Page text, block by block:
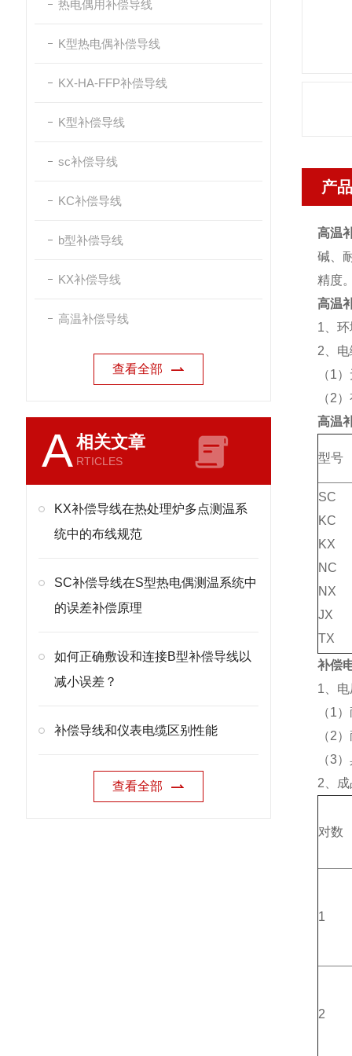
热电偶用补偿导线
K型热电偶补偿导线
KX-HA-FFP补偿导线
K型补偿导线
sc补偿导线
KC补偿导线
b型补偿导线
KX补偿导线
高温补偿导线
查看全部
A相关文章
RTICLES
KX补偿导线在热处理炉多点测温系
统中的布线规范
SC补偿导线在S型热电偶测温系统中
的误差补偿原理
如何正确敷设和连接B型补偿导线以
减小误差？
补偿导线和仪表电缆区别性能
查看全部
产
高温
碱、
精度。
高温
1、
2、
（1
（2
高温
型号
SC
KC
KX
NC
NX
JX
TX
补偿
1、
（1
（2
（3
2、
对数
1
2